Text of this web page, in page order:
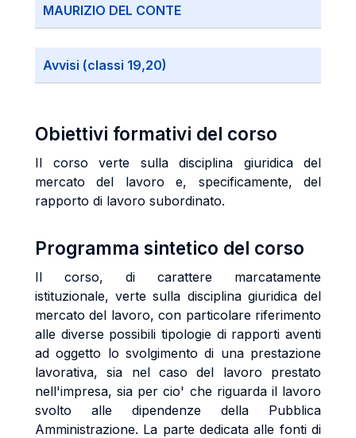
MAURIZIO DEL CONTE
Avvisi (classi 19,20)
Obiettivi formativi del corso
Il corso verte sulla disciplina giuridica del
mercato del lavoro e, specificamente, del
rapporto di lavoro subordinato.
Programma sintetico del corso
Il corso, di carattere marcatamente
istituzionale, verte sulla disciplina giuridica del
mercato del lavoro, con particolare riferimento
alle diverse possibili tipologie di rapporti aventi
ad oggetto lo svolgimento di una prestazione
lavorativa, sia nel caso del lavoro prestato
nell'impresa, sia per cio' che riguarda il lavoro
svolto alle dipendenze della Pubblica
Amministrazione. La parte dedicata alle fonti di